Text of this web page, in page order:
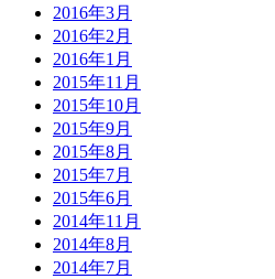
2016年3月
2016年2月
2016年1月
2015年11月
2015年10月
2015年9月
2015年8月
2015年7月
2015年6月
2014年11月
2014年8月
2014年7月